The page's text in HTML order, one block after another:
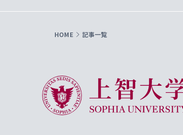
HOME 記事一覧
上智大学 Sophia University